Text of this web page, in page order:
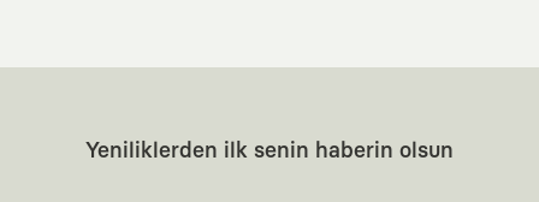
dolabının en değerli parçası olarak kalacak, hikayesini ve estetik
Yaratıcı Bir Topluluk
KAFT, keşfetmeyi sevenlerin, sanata tutkuyla bağlı
olanların ve şehri özgürce adımlayanların ortak dilidir. Üzerinde
Yeniliklerden ilk senin haberin olsun